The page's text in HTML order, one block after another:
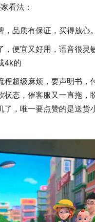
看法：
，品质有保证，买得放心。
，便宜又好用，语音很灵
4k的
程超级麻烦，要声明书，
状态，催客服又一直拖，
了，唯一要点赞的是送货